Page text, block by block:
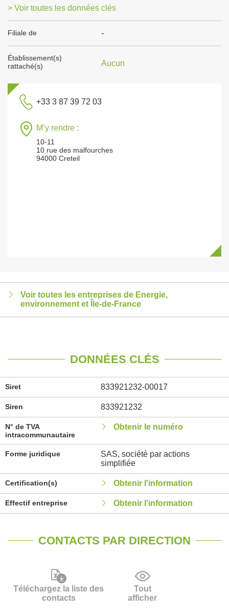
> Voir toutes les données clés
Filiale de -
Établissement(s)
rattaché(s)
Aucun
+33 3 87 39 72 03
M’y rendre :
10-11
10 rue des malfourches
94000 Creteil
Voir toutes les entreprises de Energie,
environnement et Île-de-France
DONNÉES CLÉS
Siret 833921232-00017
Siren 833921232
N° de TVA
intracommunautaire
Obtenir le numéro
Forme juridique
SAS, société par actions
simplifiée
Certification(s) Obtenir l'information
Effectif entreprise Obtenir l'information
CONTACTS PAR DIRECTION
Téléchargez la liste des
contacts
Tout
afficher